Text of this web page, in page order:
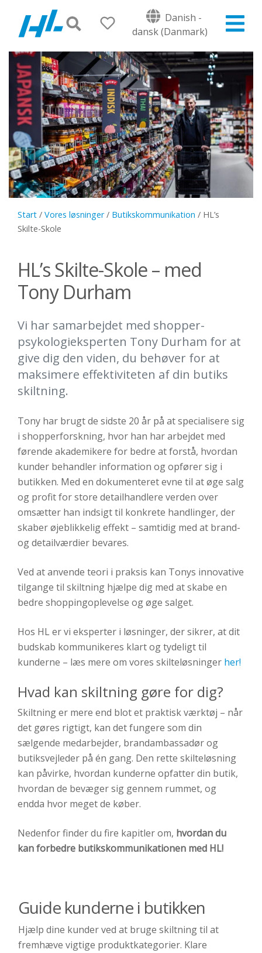
Danish -
dansk (Danmark)
Start / Vores løsninger/ Butikskommunikation / HL’s
Skilte-Skole
HL’s Skilte-Skole – med
Tony Durham
Vi har samarbejdet med shopper-
psykologieksperten Tony Durham for at
give dig den viden, du behøver for at
maksimere effektiviteten af din butiks
skiltning.
Tony har brugt de sidste 20 år på at specialisere sig
i shopperforskning, hvor han har arbejdet med
førende akademikere for bedre at forstå, hvordan
kunder behandler information og opfører sig i
butikken. Med en dokumenteret evne til at øge salg
og profit for store detailhandlere verden over
omsætter han indsigt til konkrete handlinger, der
skaber øjeblikkelig effekt – samtidig med at brand-
og detailværdier bevares.
Ved at anvende teori i praksis kan Tonys innovative
tilgange til skiltning hjælpe dig med at skabe en
bedre shoppingoplevelse og øge salget.
Hos HL er vi eksperter i løsninger, der sikrer, at dit
budskab kommunikeres klart og tydeligt til
kunderne – læs mere om vores skilteløsninger her!
Hvad kan skiltning gøre for dig?
Skiltning er mere end blot et praktisk værktøj – når
det gøres rigtigt, kan det fungere som din
sælgende medarbejder, brandambassadør og
butiksvejleder på én gang. Den rette skilteløsning
kan påvirke, hvordan kunderne opfatter din butik,
hvordan de bevæger sig gennem rummet, og
endda hvor meget de køber.
Nedenfor finder du fire kapitler om, hvordan du
kan forbedre butiks­kommunikationen med HL!
Guide kunderne i butikken
Hjælp dine kunder ved at bruge skiltning til at
fremhæve vigtige produktkategorier. Klare